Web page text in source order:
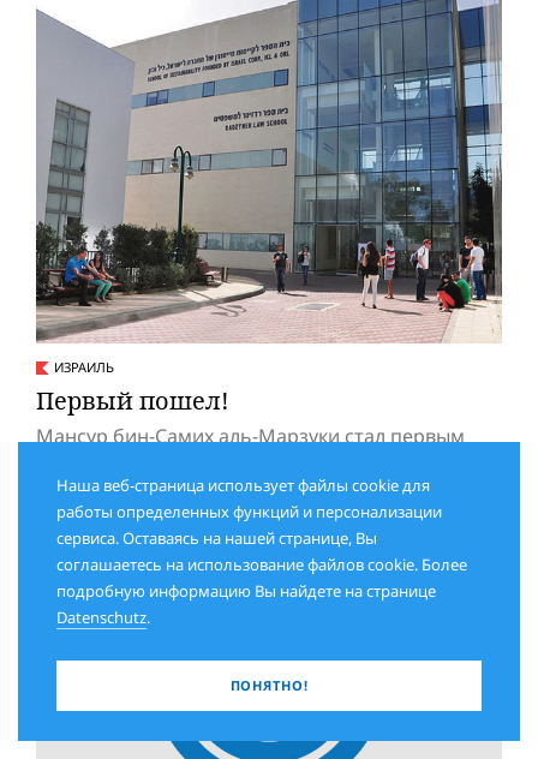
ИЗРАИЛЬ
Первый пошел!
Мансур бин-Самих аль-Марзуки стал первым
израильском вузе
Наша веб-страница использует файлы cookie для
работы определенных функций и персонализации
сервиса. Оставаясь на нашей странице, Вы
соглашаетесь на использование файлов cookie. Более
подробную информацию Вы найдете на странице
Datenschutz.
ПОНЯТНО!